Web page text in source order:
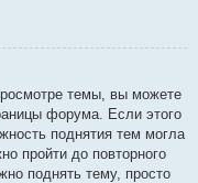
темы, вы можете
форума. Если этого
поднятия тем могла
пройти до повторного
поднять тему, просто